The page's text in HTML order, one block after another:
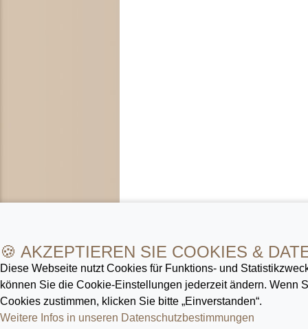
🍪 AKZEPTIEREN SIE COOKIES &
Diese Webseite nutzt Cookies für Funktions- und
können Sie die Cookie-Ein­stellungen jederzeit ändern. Wenn
Cookies zustimmen, klicken Sie bitte „Einverstanden“.
Weitere Infos in unseren Datenschutz­bestimmungen